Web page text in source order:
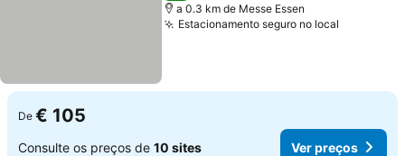
a 0.3 km de Messe Essen
Estacionamento seguro no local
De € 105
Consulte os preços de 10 sites Ver preços